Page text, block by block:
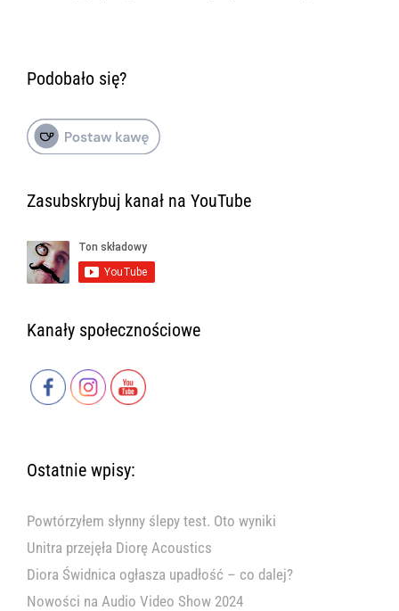
Podobało się?
Zasubskrybuj kanał na YouTube
Kanały społecznościowe
Ostatnie wpisy:
Powtórzyłem słynny ślepy test. Oto wyniki
Unitra przejęła Diorę Acoustics
Diora Świdnica ogłasza upadłość – co dalej?
Nowości na Audio Video Show 2024